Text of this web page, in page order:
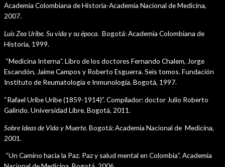
Academia Colombiana de Historia-Academia Nacional de Medicina,
2007.
Luis Zea Uribe. Su vida y su época. Bogotá: Academia Colombiana de
Historia, 1999.
“Medicina Interna”. Libro de los doctores Fernando Chalem, Jorge
Escandón, Jaime Campos y Roberto Esguerra. Seis tomos. Fundación
Instituto de Reumatología e Inmunología. Bogotá, 1997.
“Rafael Uribe Uribe (1859-1914)”. Compilador: doctor Julio Roberto
Galindo. Universidad Libre. Bogotá, 2011.
Sobre Ideas de Vida y Muerte. Bogotá: Academia Nacional de Medicina,
2001.
“Un Camino hacia la Paz. Paz y salud mental en Colombia”. Academia